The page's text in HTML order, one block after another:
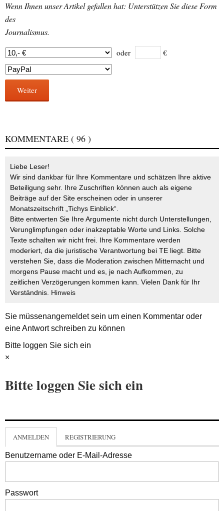
Wenn Ihnen unser Artikel gefallen hat: Unterstützen Sie diese Form
des
Journalismus.
oder €
Weiter
KOMMENTARE ( 96 )
Liebe Leser!
Wir sind dankbar für Ihre Kommentare und schätzen Ihre aktive
Beteiligung sehr. Ihre Zuschriften können auch als eigene
Beiträge auf der Site erscheinen oder in unserer
Monatszeitschrift „Tichys Einblick“.
Bitte entwerten Sie Ihre Argumente nicht durch Unterstellungen,
Verunglimpfungen oder inakzeptable Worte und Links. Solche
Texte schalten wir nicht frei. Ihre Kommentare werden
moderiert, da die juristische Verantwortung bei TE liegt. Bitte
verstehen Sie, dass die Moderation zwischen Mitternacht und
morgens Pause macht und es, je nach Aufkommen, zu
zeitlichen Verzögerungen kommen kann. Vielen Dank für Ihr
Verständnis. Hinweis
Sie müssenangemeldetsein um einen Kommentar oder
eine Antwort schreiben zu können
Bitte loggen Sie sich ein
×
Bitte loggen Sie sich ein
ANMELDEN REGISTRIERUNG
Benutzername oder E-Mail-Adresse
Passwort